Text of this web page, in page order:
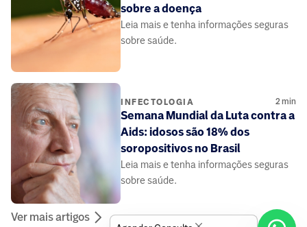
sobre a doença
Leia mais e tenha informações seguras
sobre saúde.
INFECTOLOGIA 2min
Semana Mundial da Luta contra a
Aids: idosos são 18% dos
soropositivos no Brasil
Leia mais e tenha informações seguras
sobre saúde.
Ver mais artigos